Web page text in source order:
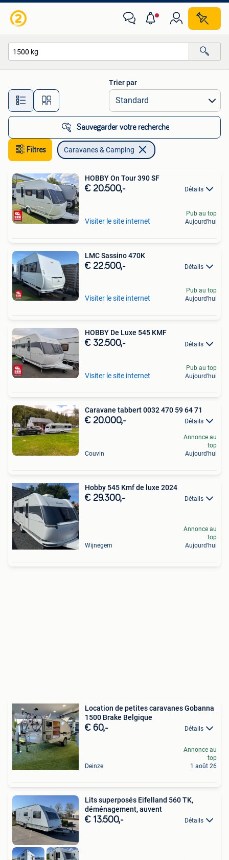
Toutes les distances…
Trier par
Sauvegarder votre recherche
Filtres Caravanes & Camping
HOBBY On Tour 390 SF
€ 20.500,- Détails
Visiter le site internet
Pub au top
Aujourd'hui
LMC Sassino 470K
€ 22.500,- Détails
Visiter le site internet
Pub au top
Aujourd'hui
HOBBY De Luxe 545 KMF
€ 32.500,- Détails
Visiter le site internet
Pub au top
Aujourd'hui
Caravane tabbert 0032 470 59 64 71
€ 20.000,- Détails
Couvin
Annonce au
top
Aujourd'hui
Hobby 545 Kmf de luxe 2024
€ 29.300,- Détails
Wijnegem
Annonce au
top
Aujourd'hui
Location de petites caravanes Gobanna
1500 Brake Belgique
€ 60,- Détails
Deinze
Annonce au
top
1 août 26
Lits superposés Eifelland 560 TK,
déménagement, auvent
€ 13.500,- Détails